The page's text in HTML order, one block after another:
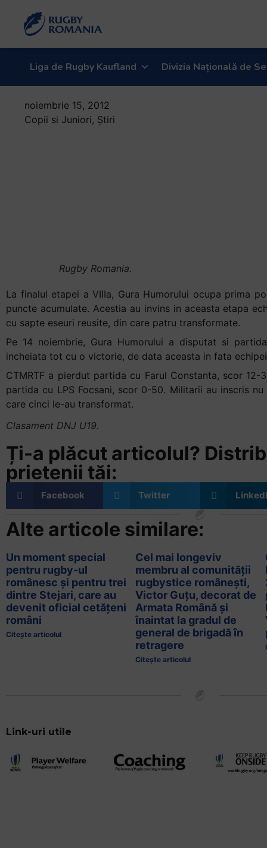
Liga de Rugby Kaufland Divizia Națională de
noiembrie 15, 2012
Copii si Juniori, Știri
Rugby Romania.
La finalul etapei a VIIIa, Gura Humorului ocupa prima
puncte acumulate. Acestia au invins in aceasta etapa
cu sapte eseuri reusite, din care patru transformate.
Pe 14 noiembrie, Gura Humorului a disputat si
incheiata tot cu o victorie, de data aceasta in fata
CTMRTF a pierdut partida cu Farul Constanta, scor
partida cu LPS Focsani, scor 0-50. Militarii au inscris
care cinci le-au transformat.
Clasament DNJ U19.
Ți-a plăcut articolul?
prietenii tăi:
Facebook Twitter
Alte articole similare:
Un moment special
pentru rugby-ul
românesc și pentru trei
dintre Stejari, care au
devenit oficial cetățeni
români
Citește articolul
Cel mai longeviv
membru al comunității
rugbystice românești,
Victor Guțu, decorat de
Armata Română și
înaintat la gradul de
general de brigadă în
retragere
Citește articolul
Link-uri utile